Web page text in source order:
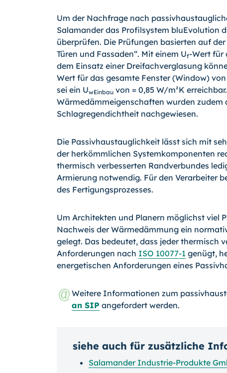
Um der Nachfrage nach
Salamander das Profilsystem bluEvolution
überprüfen. Die Prüfungen basierten auf
Türen und Fassaden“. Mit einem Uf-Wert für
dem Einsatz einer Dreifachverglasung
Wert für das gesamte Fenster (Window)
sei ein UwEinbau von = 0,85 W/m²K
Wärmedämmeigenschaften wurden
Schlagregendichtheit nachgewiesen.
Die Passivhaustauglichkeit lässt sich mit
der herkömmlichen Systemkomponenten
thermisch verbesserten Randverbundes
Armierung notwendig. Für den Verarbeiter
des Fertigungsprozesses.
Um Architekten und Planern möglichst viel
Nachweis der Wärmedämmung ein
gelegt. Das bedeutet, dass jeder thermisch
Anforderungen nach ISO 10077-1 genügt,
energetischen Anforderungen eines
Weitere Informationen zum
an SIP angefordert werden.
siehe auch für zusätzliche
Salamander Industrie-Produkte